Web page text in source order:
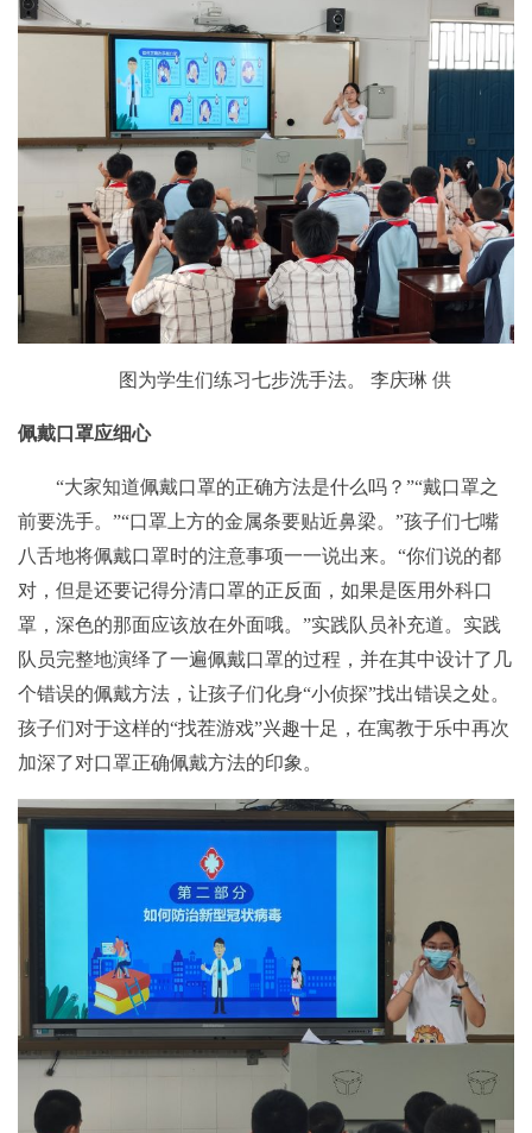
图为学生们练习七步洗手法。 李庆琳 供
佩戴口罩应细心
“大家知道佩戴口罩的正确方法是什么吗？”“戴口罩之
前要洗手。”“口罩上方的金属条要贴近鼻梁。”孩子们七嘴
八舌地将佩戴口罩时的注意事项一一说出来。“你们说的都
对，但是还要记得分清口罩的正反面，如果是医用外科口
罩，深色的那面应该放在外面哦。”实践队员补充道。实践
队员完整地演绎了一遍佩戴口罩的过程，并在其中设计了几
个错误的佩戴方法，让孩子们化身“小侦探”找出错误之处。
孩子们对于这样的“找茬游戏”兴趣十足，在寓教于乐中再次
加深了对口罩正确佩戴方法的印象。